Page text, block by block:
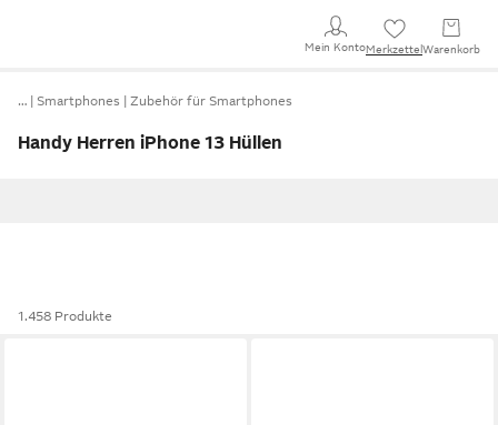
Mein KontoMerkzettel Warenkorb
… Smartphones Zubehör für Smartphones
Handy Herren iPhone 13 Hüllen
1.458 Produkte